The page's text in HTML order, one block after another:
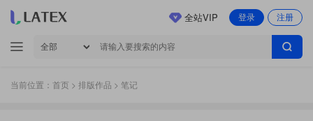
登录 注册
全站VIP
当前位置： 首页 > 排版作品 > 笔记